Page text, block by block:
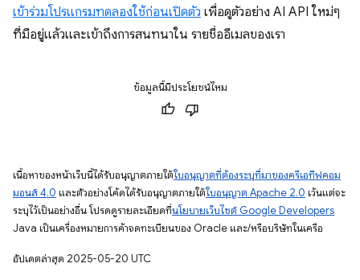
เข้าร่วมโปรแกรมทดลองใช้ก่อนเปิดตัว เพื่อดูตัวอย่าง AI API ใหม่ๆ
ที่มีอยู่แล้วและเข้าถึงการสนทนาใน รายชื่ออีเมลของเรา
ข้อมูลนี้มีประโยชน์ไหม
เนื้อหาของหน้าเว็บนี้ได้รับอนุญาตภายใต้ใบอนุญาตที่ต้องระบุที่มาของครีเอทีฟคอม
มอนส์ 4.0 และตัวอย่างโค้ดได้รับอนุญาตภายใต้ใบอนุญาต Apache 2.0 เว้นแต่จะ
ระบุไว้เป็นอย่างอื่น โปรดดูรายละเอียดที่นโยบายเว็บไซต์ Google Developers
Java เป็นเครื่องหมายการค้าจดทะเบียนของ Oracle และ/หรือบริษัทในเครือ
อัปเดตล่าสุด 2025-05-20 UTC